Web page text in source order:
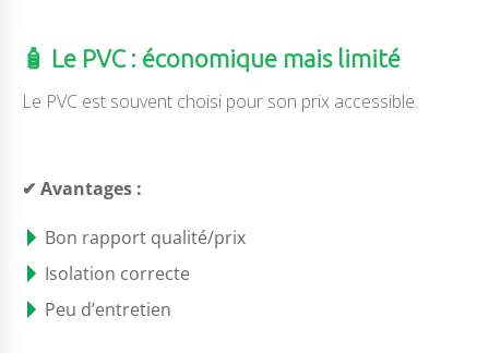
🧴 Le PVC : économique mais limité
Le PVC est souvent choisi pour son prix accessible.
✔ Avantages :
Bon rapport qualité/prix
Isolation correcte
Peu d’entretien